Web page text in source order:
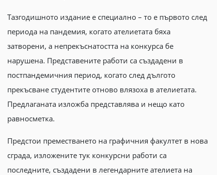
Тазгодишното издание е специално – то е първото след
периода на пандемия, когато ателиетата бяха
затворени, а непрекъснатостта на конкурса бе
нарушена. Представените работи са създадени в
постпандемичния период, когато след дългото
прекъсване студентите отново влязоха в ателиетата.
Предлаганата изложба представлява и нещо като
равносметка.
Предстои преместването на графичния факултет в нова
сграда, изложените тук конкурсни работи са
последните, създадени в легендарните ателиета на